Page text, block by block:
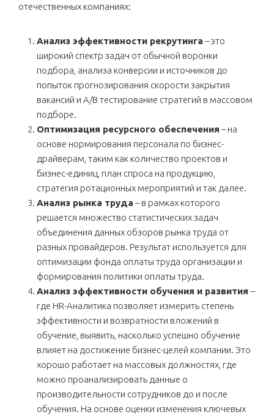
отечественных компаниях:
Анализ эффективности рекрутинга – это
широкий спектр задач от обычной воронки
подбора, анализа конверсии и источников до
попыток прогнозирования скорости закрытия
вакансий и A/B тестирование стратегий в массовом
подборе.
Оптимизация ресурсного обеспечения – на
основе нормирования персонала по бизнес-
драйверам, таким как количество проектов и
бизнес-единиц, план спроса на продукцию,
стратегия ротационных мероприятий и так далее.
Анализ рынка труда – в рамках которого
решается множество статистических задач
объединения данных обзоров рынка труда от
разных провайдеров. Результат используется для
оптимизации фонда оплаты труда организации и
формирования политики оплаты труда.
Анализ эффективности обучения и развития –
где HR-Аналитика позволяет измерить степень
эффективности и возвратности вложений в
обучение, выявить, насколько успешно обучение
влияет на достижение бизнес-целей компании. Это
хорошо работает на массовых должностях, где
можно проанализировать данные о
производительности сотрудников до и после
обучения. На основе оценки изменения ключевых